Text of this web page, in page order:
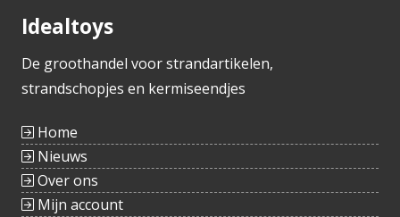
Idealtoys
De groothandel voor strandartikelen,
strandschopjes en kermiseendjes
Home
Nieuws
Over ons
Mijn account